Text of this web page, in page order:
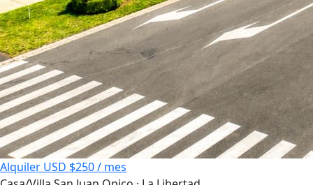
Alquiler USD $250 / mes